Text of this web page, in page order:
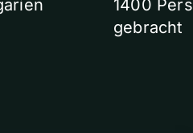
1400
gebracht